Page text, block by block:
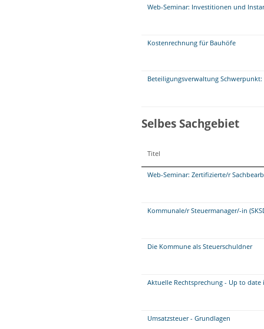
Web-Seminar: Investitionen und
Kostenrechnung für Bauhöfe
Beteiligungsverwaltung
Selbes Sachgebiet
Titel
Web-Seminar: Zertifizierte/r
Kommunale/r Steuermanager/-in
Die Kommune als Steuerschuldner
Aktuelle Rechtsprechung - Up to
Umsatzsteuer - Grundlagen